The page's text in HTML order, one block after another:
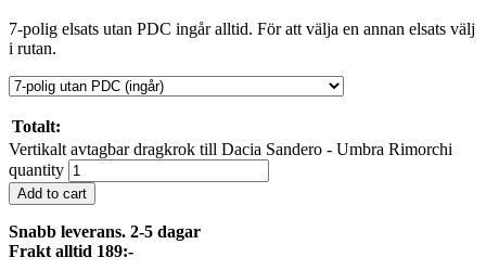
7-polig elsats utan PDC ingår alltid. För att välja en annan elsats välj
i rutan.
Totalt:
Vertikalt avtagbar dragkrok till Dacia Sandero - Umbra Rimorchi
quantity
Add to cart
Snabb leverans. 2-5 dagar
Frakt alltid 189:-